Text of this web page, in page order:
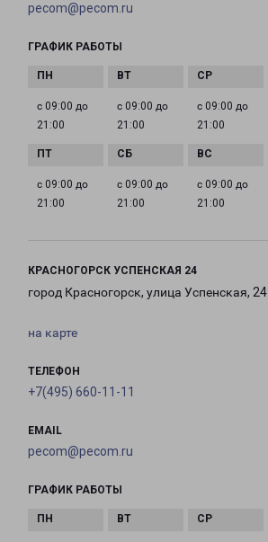
pecom@pecom.ru
ГРАФИК РАБОТЫ
с 09:00 до
21:00
с 09:00 до
21:00
с 09:00 до
21:00
с 09:00 до
21:00
с 09:00 до
21:00
с 09:00 до
21:00
КРАСНОГОРСК УСПЕНСКАЯ 24
город Красногорск, улица Успенская, 24
на карте
ТЕЛЕФОН
+7(495) 660-11-11
EMAIL
pecom@pecom.ru
ГРАФИК РАБОТЫ